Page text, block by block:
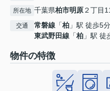
所在地 千葉県柏市明原２丁目
交通 常磐線 「柏 」駅 徒歩5分
東武野田線 「柏 」駅 徒
物件の特徴